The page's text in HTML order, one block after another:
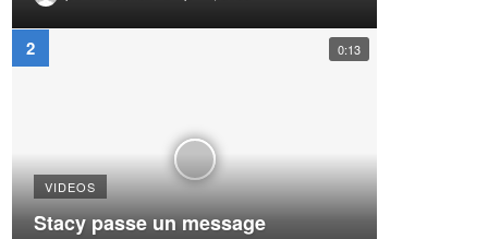
0:13
VIDEOS
Stacy passe un message